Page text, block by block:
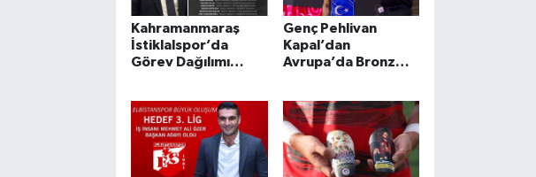
Kahramanmaraş
İstiklalspor’da
Görev Dağılımı
Genç Pehlivan
Kapal’dan
Avrupa’da Bronz